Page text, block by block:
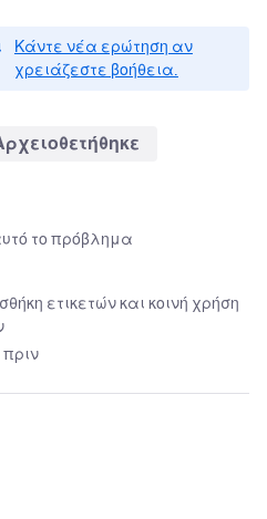
Κάντε νέα ερώτηση αν
χρειάζεστε βοήθεια.
το πρόβλημα
ετικετών και κοινή χρήση
πριν